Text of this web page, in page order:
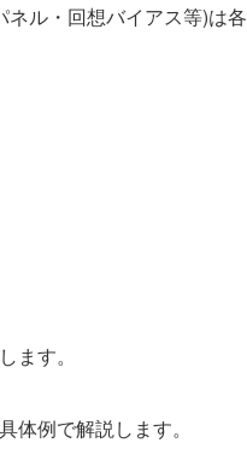
ル・回想バイアス等)は各
ます。
体例で解説します。